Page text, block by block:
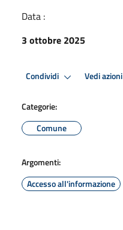
Data :
3 ottobre 2025
Condividi Vedi azioni
Categorie:
Comune
Argomenti:
Accesso all'informazione